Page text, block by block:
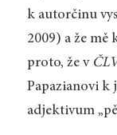
k autorčinu
2009) a že
proto, že v
Papazianovi
adjektivum